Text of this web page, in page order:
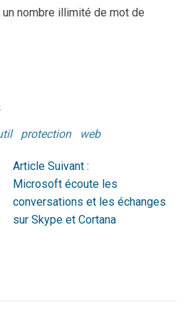
nombre illimité de mot de
protection web
Article Suivant :
Microsoft écoute les
conversations et les échanges
sur Skype et Cortana